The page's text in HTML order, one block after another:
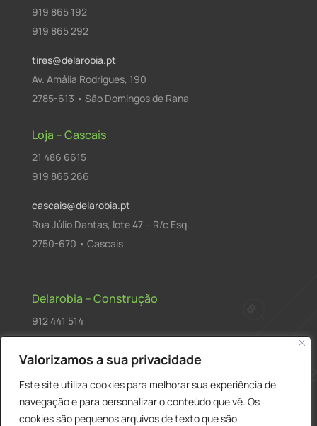
Valorizamos a sua privacidade
Este site utiliza cookies para melhorar sua experiência de
navegação e para personalizar o conteúdo que vê. Os
cookies são pequenos arquivos de texto que são
919 865 192
919 865 292
tires@delarobia.pt
Av. Amália Rodrigues, 190
2785-613 • São Domingos de Rana
Loja – Cascais
21 486 6615
919 865 266
cascais@delarobia.pt
Rua Júlio Dantas, lote 47 – R/c Esq.
2750-670 • Cascais
Delarobia – Construção
912 441 514
R. António Andrade, 1171
2820-287 • Charneca de Caparica